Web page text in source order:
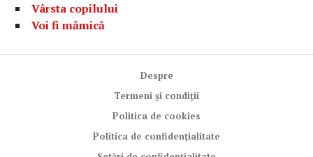
Vârsta copilului
Voi fi mămică
Despre
Termeni și condiții
Politica de cookies
Politica de confidențialitate